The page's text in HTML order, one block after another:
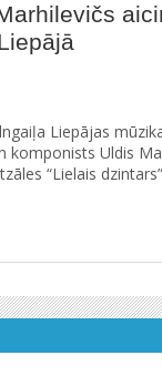
Liepājas
komponists Uldis
“Lielais